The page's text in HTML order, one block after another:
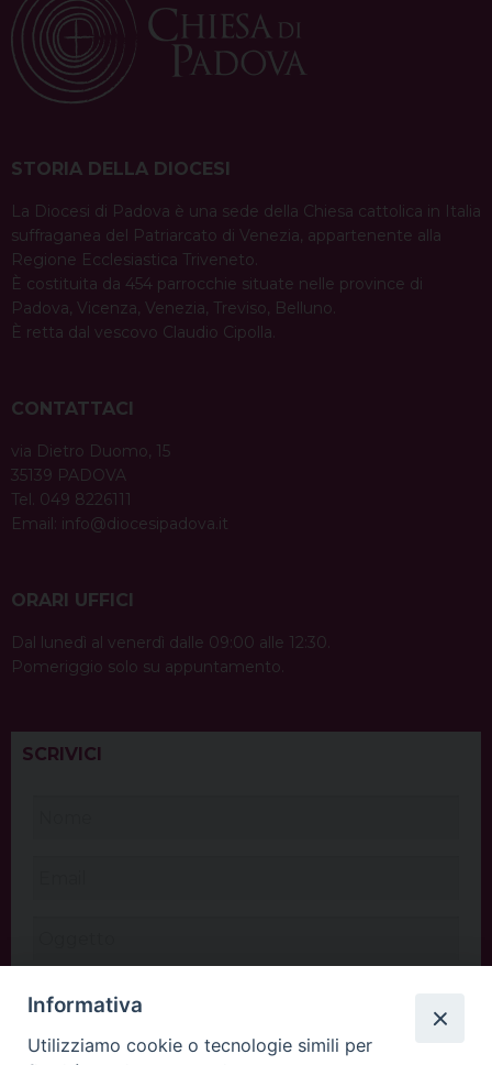
STORIA DELLA DIOCESI
La Diocesi di Padova è una sede della Chiesa cattolica in Italia
suffraganea del Patriarcato di Venezia, appartenente alla
Regione Ecclesiastica Triveneto.
È costituita da 454 parrocchie situate nelle province di
Padova, Vicenza, Venezia, Treviso, Belluno.
È retta dal vescovo Claudio Cipolla.
CONTATTACI
via Dietro Duomo, 15
35139 PADOVA
Tel. 049 8226111
Email: info@diocesipadova.it
ORARI UFFICI
Dal lunedì al venerdì dalle 09:00 alle 12:30.
Pomeriggio solo su appuntamento.
SCRIVICI
Informativa
Utilizziamo cookie o tecnologie simili per